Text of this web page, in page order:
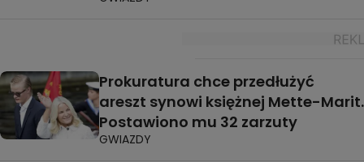
Prokuratura chce przedłużyć
areszt synowi księżnej Mette-Marit.
Postawiono mu 32 zarzuty
GWIAZDY